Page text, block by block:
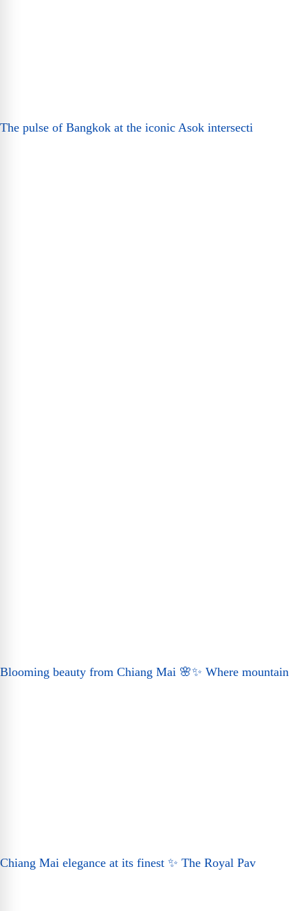
The pulse of Bangkok at the iconic Asok intersecti
Blooming beauty from Chiang Mai 🌸✨ Where mountain
Chiang Mai elegance at its finest ✨ The Royal Pav